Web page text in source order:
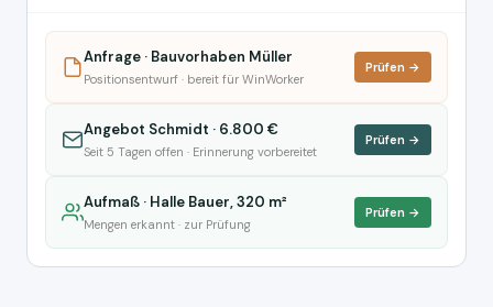
Anfrage · Bauvorhaben Müller
Positionsentwurf · bereit für WinWorker
Prüfen →
Angebot Schmidt · 6.800 €
Seit 5 Tagen offen · Erinnerung vorbereitet
Prüfen →
Aufmaß · Halle Bauer, 320 m²
Mengen erkannt · zur Prüfung
Prüfen →